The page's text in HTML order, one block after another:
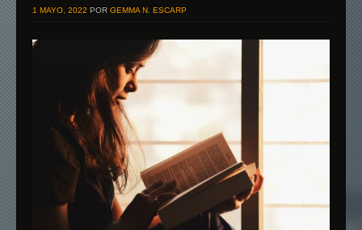
1 MAYO, 2022 POR GEMMA N. ESCARP